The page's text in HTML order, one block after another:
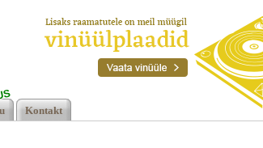
Kontakt